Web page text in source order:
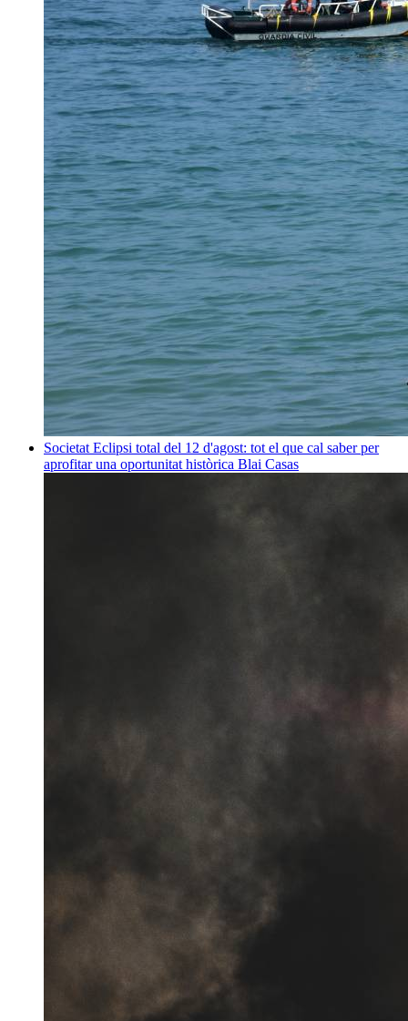
Societat Eclipsi total del 12 d'agost: tot el que cal saber per
aprofitar una oportunitat històrica Blai Casas